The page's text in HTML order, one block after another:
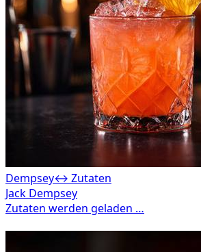
Dempsey↔ Zutaten